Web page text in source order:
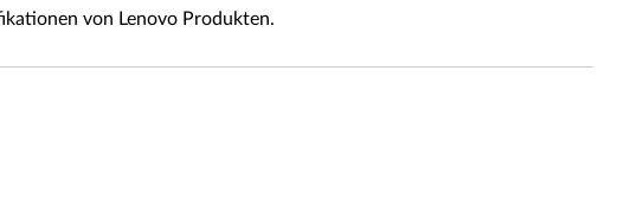
von Lenovo Produkten.